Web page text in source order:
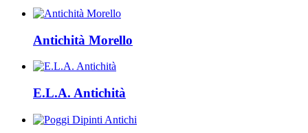
Antichità Morello
E.L.A. Antichità